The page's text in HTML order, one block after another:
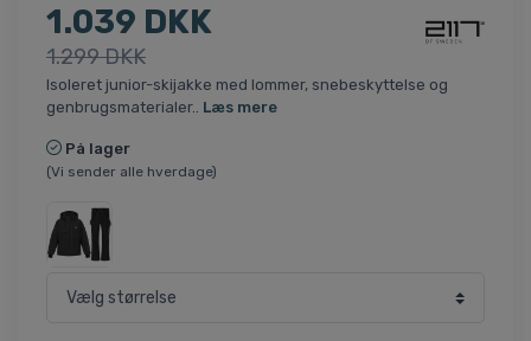
1.039 DKK
1.299 DKK
Isoleret junior-skijakke med lommer, snebeskyttelse og
genbrugsmaterialer.. Læs mere
På lager
(Vi sender alle hverdage)